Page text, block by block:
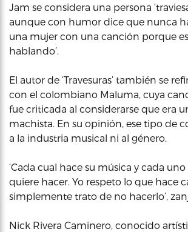
Jam se considera una persona
aunque con humor dice que nunca
una mujer con una canción porque
hablando’.
El autor de ‘Travesuras’ también se
con el colombiano Maluma, cuya
fue criticada al considerarse que era
machista. En su opinión, ese tipo de
a la industria musical ni al género.
‘Cada cual hace su música y cada
quiere hacer. Yo respeto lo que hace
simplemente trato de no hacerlo’,
Nick Rivera Caminero, conocido